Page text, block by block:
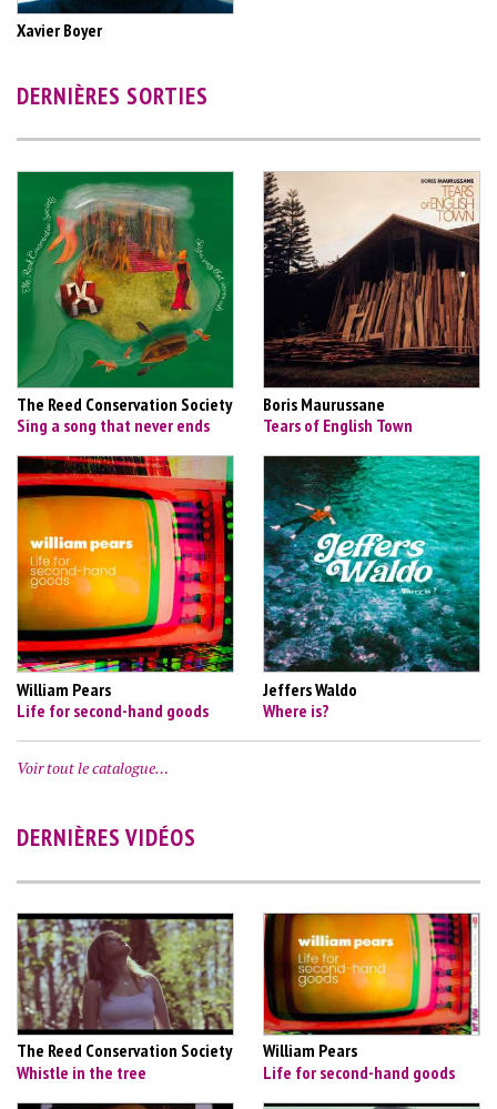
Xavier Boyer
DERNIÈRES SORTIES
The Reed Conservation Society
Sing a song that never ends
Boris Maurussane
Tears of English Town
William Pears
Life for second-hand goods
Jeffers Waldo
Where is?
Voir tout le catalogue…
DERNIÈRES VIDÉOS
The Reed Conservation Society
Whistle in the tree
William Pears
Life for second-hand goods